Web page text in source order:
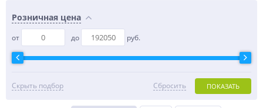
Розничная цена
от до руб.
Скрыть подбор ПОКАЗАТЬ
Сбросить